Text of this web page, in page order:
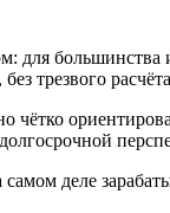
большинства
трезвого
чётко
деле